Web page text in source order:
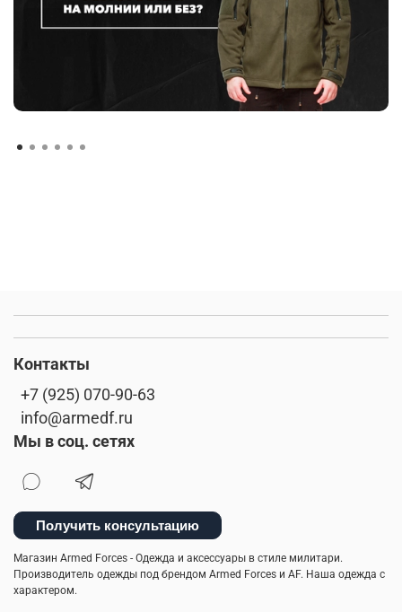
Контакты
+7 (925) 070-90-63
info@armedf.ru
Мы в соц. сетях
Получить консультацию
Магазин Armed Forces - Одежда и аксессуары в стиле милитари.
Производитель одежды под брендом Armed Forces и AF. Наша одежда с
характером.